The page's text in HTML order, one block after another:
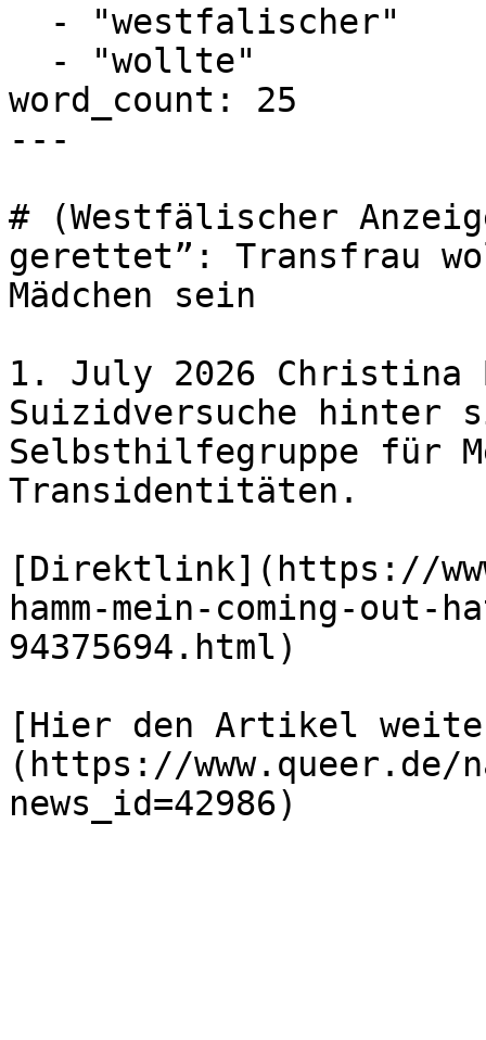
word_count: 25
---
# (Westfälischer
gerettet”: Transfrau
Mädchen sein
1. July 2026 Christina
Suizidversuche hinter
Selbsthilfegruppe für
Transidentitäten.
[Direktlink](https://
hamm-mein-coming-
94375694.html)
[Hier den Artikel
(https://www.queer.de/
news_id=42986)